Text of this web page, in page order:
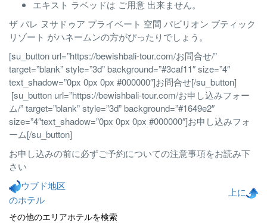
エキスト ラベッドは ご用意 出来ません。
ザ バレ ヌサドゥア プライベート 空間 パビリオン ブティック
リゾート がハネームンの方がぴったりでしょう。
[su_button url=”https://bewishbali-tour.com/お問合せ/”
target=”blank” style=”3d” background=”#3caf11″ size=”4″
text_shadow=”0px 0px 0px #000000″]お問合せ[/su_button]
[su_button url=”https://bewishbali-tour.com/お申し込みフォー
ム/” target=”blank” style=”3d” background=”#1649e2″
size=”4″text_shadow=”0px 0px 0px #000000″]お申し込みフォ
ーム[/su_button]
お申し込みの前に必ずご予約についての注意事項をお読み下
さい
ウブド地区
のホテル
上に
その他のエリアホテルを検索